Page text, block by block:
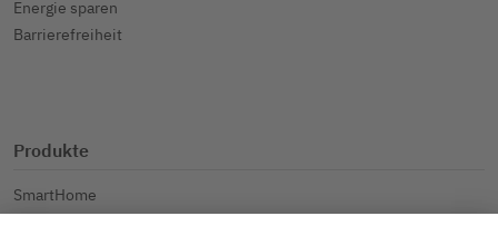
Energie sparen
Barrierefreiheit
Produkte
SmartHome